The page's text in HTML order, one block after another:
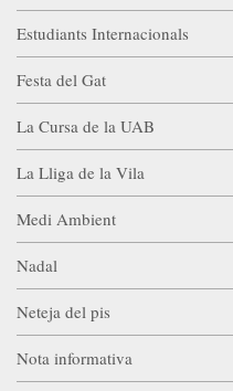
Estudiants Internacionals
Festa del Gat
La Cursa de la UAB
La Lliga de la Vila
Medi Ambient
Nadal
Neteja del pis
Nota informativa